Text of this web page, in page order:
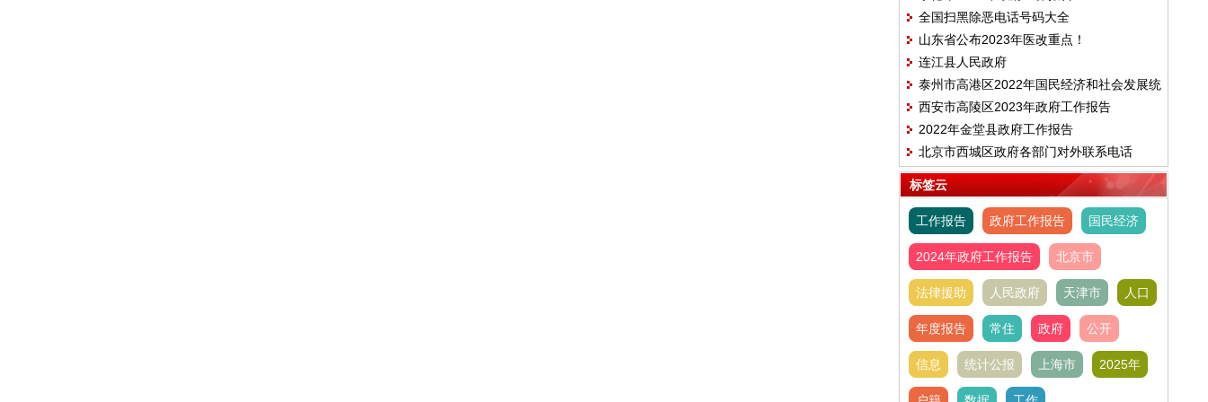
全国扫黑除恶电话号码大全
山东省公布2023年医改重点！
连江县人民政府
泰州市高港区2022年国民经济和社会发展统
计公报
西安市高陵区2023年政府工作报告
2022年金堂县政府工作报告
北京市西城区政府各部门对外联系电话
标签云
工作报告 政府工作报告 国民经济
2024年政府工作报告 北京市
法律援助 人民政府 天津市 人口
年度报告 常住 政府 公开
信息 统计公报 上海市 2025年